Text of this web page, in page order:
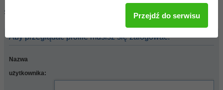
Skocz do:
Aby przeglądać profile musisz się zalogować.
Nazwa
użytkownika:
Przejdź do serwisu